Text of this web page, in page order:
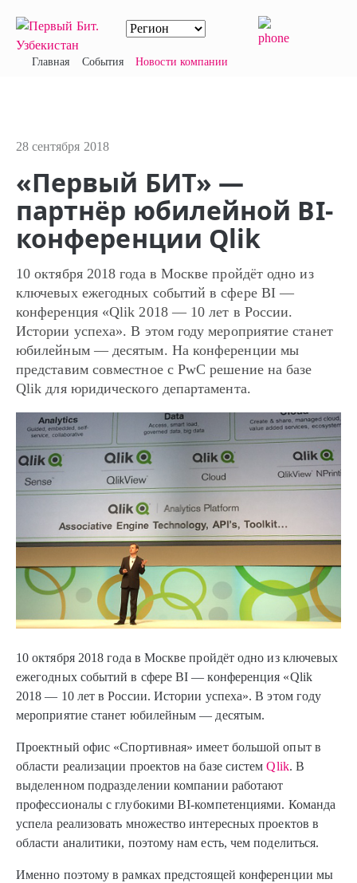
Главная События Новости компании
28 сентября 2018
«Первый БИТ» —
партнёр юбилейной BI-
конференции Qlik
10 октября 2018 года в Москве пройдёт одно из
ключевых ежегодных событий в сфере BI —
конференция «Qlik 2018 — 10 лет в России.
Истории успеха». В этом году мероприятие станет
юбилейным — десятым. На конференции мы
представим совместное с PwC решение на базе
Qlik для юридического департамента.
10 октября 2018 года в Москве пройдёт одно из ключевых
ежегодных событий в сфере BI — конференция «Qlik
2018 — 10 лет в России. Истории успеха». В этом году
мероприятие станет юбилейным — десятым.
Проектный офис «Спортивная» имеет большой опыт в
области реализации проектов на базе системQlik. В
выделенном подразделении компании работают
профессионалы с глубокими BI-компетенциями. Команда
успела реализовать множество интересных проектов в
области аналитики, поэтому нам есть, чем поделиться.
Именно поэтому в рамках предстоящей конференции мы